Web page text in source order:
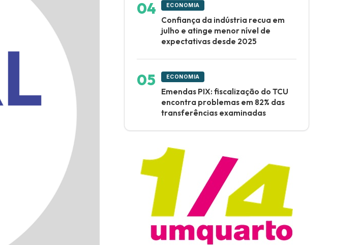
ECONOMIA
Confiança da indústria recua em
julho e atinge menor nível de
expectativas desde 2025
ECONOMIA
Emendas PIX: fiscalização do TCU
encontra problemas em 82% das
transferências examinadas